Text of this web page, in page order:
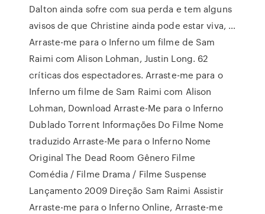
Dalton ainda sofre com sua perda e tem alguns
avisos de que Christine ainda pode estar viva, …
Arraste-me para o Inferno um filme de Sam
Raimi com Alison Lohman, Justin Long. 62
críticas dos espectadores. Arraste-me para o
Inferno um filme de Sam Raimi com Alison
Lohman, Download Arraste-Me para o Inferno
Dublado Torrent Informações Do Filme Nome
traduzido Arraste-Me para o Inferno Nome
Original The Dead Room Gênero Filme
Comédia / Filme Drama / Filme Suspense
Lançamento 2009 Direção Sam Raimi Assistir
Arraste-me para o Inferno Online, Arraste-me